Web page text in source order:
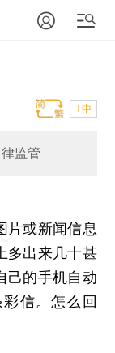
T中
监管
或新闻信息
多出来几十甚
己的手机自动
信。怎么回